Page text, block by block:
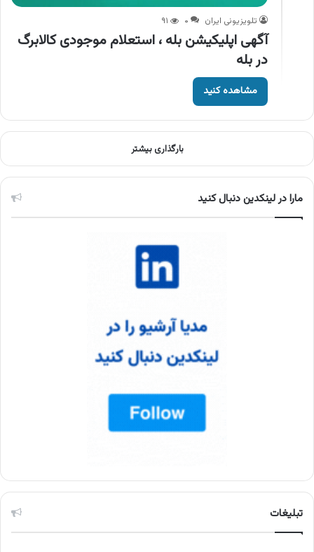
تلویزیونی ایران ۰ ۹۱
آگهی اپلیکیشن بله ، استعلام موجودی کالابرگ
در بله
مشاهده کنید
بارگذاری بیشتر
مارا در لینکدین دنبال کنید
تبلیغات